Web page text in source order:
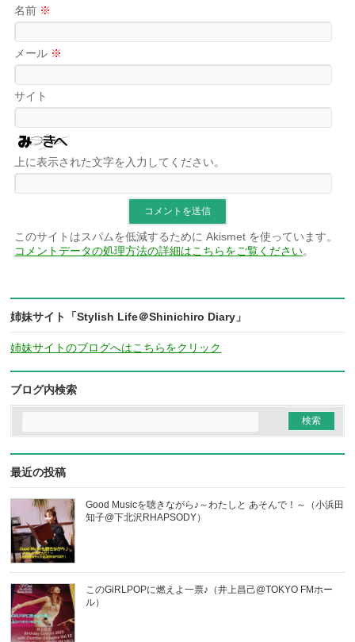
名前 ※
メール ※
サイト
上に表示された文字を入力してください。
このサイトはスパムを低減するために Akismet を使っています。
コメントデータの処理方法の詳細はこちらをご覧ください。
姉妹サイト「Stylish Life＠Shinichiro Diary」
姉妹サイトのブログへはこちらをクリック
ブログ内検索
最近の投稿
Good Musicを聴きながら♪～わたしと あそんで！～（小浜田
知子@下北沢RHAPSODY）
このGiRLPOPに燃えよ一票♪（井上昌己@TOKYO FMホー
ル）